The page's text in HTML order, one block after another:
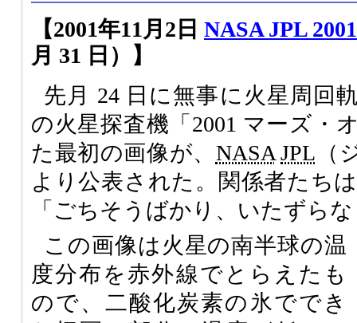
【2001年11月2日 NASA JPL
月 31 日）】
先月 24 日に無事に火星周回
の火星探査機「2001 マーズ・
た最初の画像が、 NASA JPL （
より公表された。関係者たち
「ごちそうばかり、いたずら
この画像は火星の南半球の温
度分布を赤外線でとらえたも
ので、二酸化炭素の氷ででき